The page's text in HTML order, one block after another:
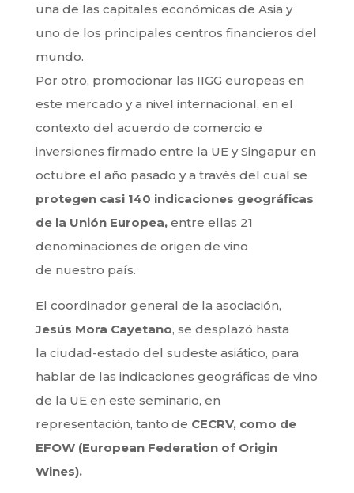
una de las capitales económicas de Asia y
uno de los principales centros financieros del
mundo.
Por otro, promocionar las IIGG europeas en
este mercado y a nivel internacional, en el
contexto del acuerdo de comercio e
inversiones firmado entre la UE y Singapur en
octubre el año pasado y a través del cual se
protegen casi 140 indicaciones geográficas
de la Unión Europea,entre ellas 21
denominaciones de origen de vino
de nuestro país.
El coordinador general de la asociación,
Jesús Mora Cayetano, se desplazó hasta
la ciudad-estado del sudeste asiático, para
hablar de las indicaciones geográficas de vino
de la UE en este seminario, en
representación, tanto de CECRV, como de
EFOW (European Federation of Origin
Wines).